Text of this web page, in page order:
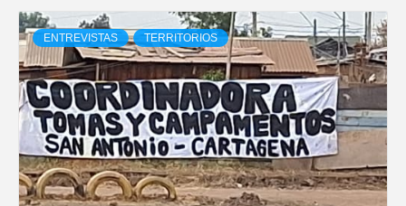
ENTREVISTAS TERRITORIOS